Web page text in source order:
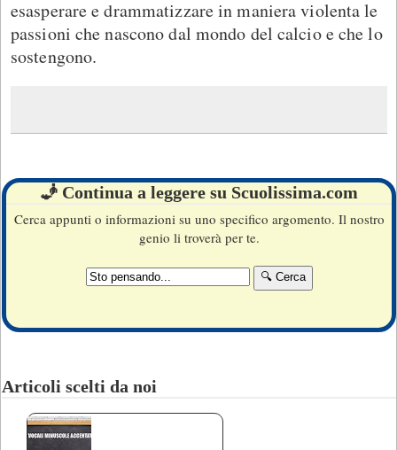
esasperare e drammatizzare in maniera violenta le
passioni che nascono dal mondo del calcio e che lo
sostengono.
🧞 Continua a leggere su Scuolissima.com
Cerca appunti o informazioni su uno specifico argomento. Il nostro
genio li troverà per te.
Articoli scelti da noi